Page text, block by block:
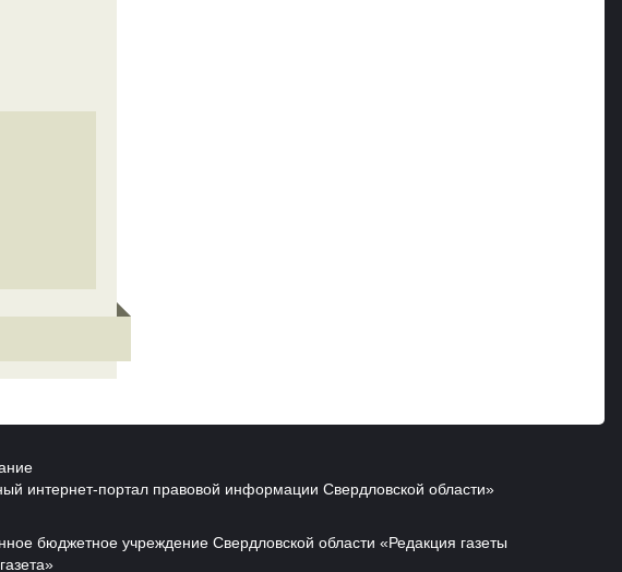
интернет-портал правовой информации Свердловской области»
бюджетное учреждение Свердловской области «Редакция газеты